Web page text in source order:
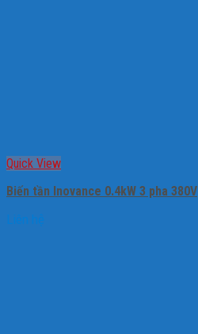
Quick View
Biến tần Inovance 0.4kW 3 pha 380V
Liên hệ